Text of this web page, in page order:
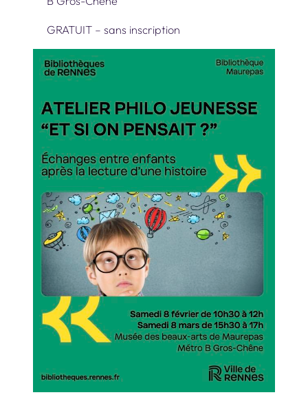
GRATUIT – sans inscription